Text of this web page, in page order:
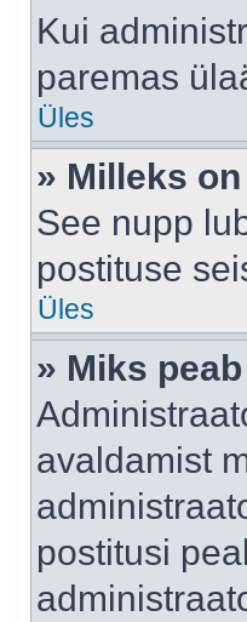
Kui
paremas
Üles
» Milleks
See nupp
postituse
Üles
» Miks
avaldamist
postitusi